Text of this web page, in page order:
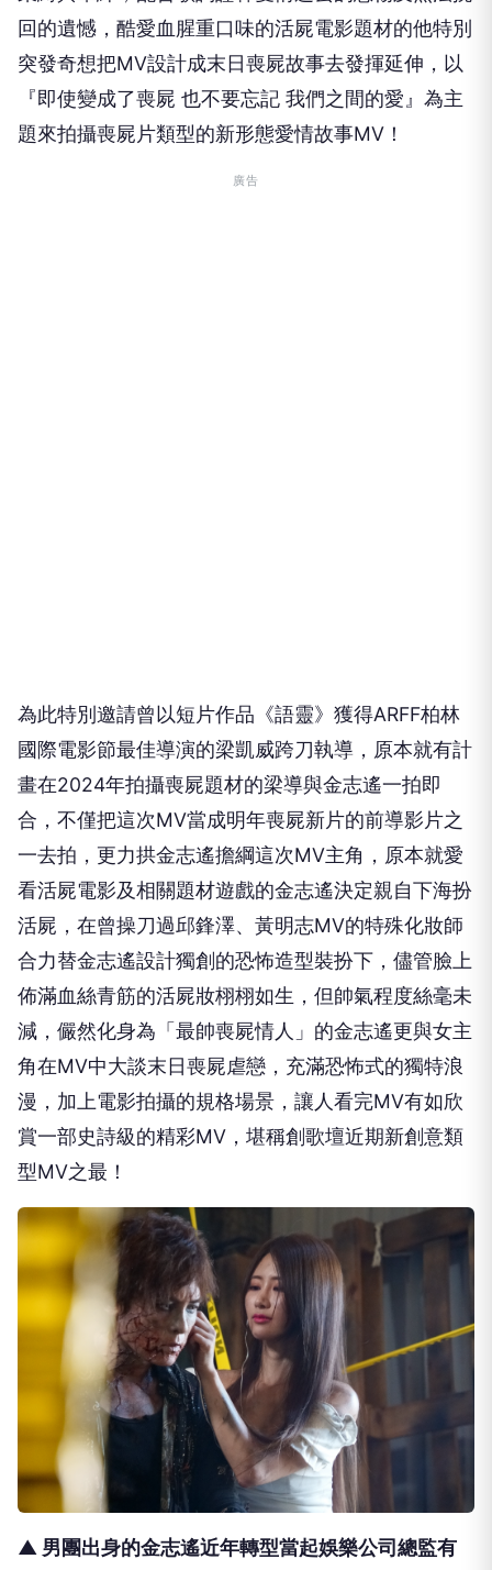
回的遺憾，酷愛血腥重口味的活屍電影題材的他特別
突發奇想把MV設計成末日喪屍故事去發揮延伸，以
『即使變成了喪屍 也不要忘記 我們之間的愛』為主
題來拍攝喪屍片類型的新形態愛情故事MV ！
廣告
為此特別邀請曾以短片作品《語靈》獲得ARFF柏林
國際電影節最佳導演的梁凱威跨刀執導，原本就有計
畫在2024年拍攝喪屍題材的梁導與金志遙一拍即
合，不僅把這次MV當成明年喪屍新片的前導影片之
一去拍，更力拱金志遙擔綱這次MV主角，原本就愛
看活屍電影及相關題材遊戲的金志遙決定親自下海扮
活屍，在曾操刀過邱鋒澤、黃明志MV的特殊化妝師
合力替金志遙設計獨創的恐怖造型裝扮下，儘管臉上
佈滿血絲青筋的活屍妝栩栩如生，但帥氣程度絲毫未
減，儼然化身為「最帥喪屍情人」的金志遙更與女主
角在MV中大談末日喪屍虐戀，充滿恐怖式的獨特浪
漫，加上電影拍攝的規格場景，讓人看完MV有如欣
賞一部史詩級的精彩MV ，堪稱創歌壇近期新創意類
型MV之最！
▲ 男團出身的金志遙近年轉型當起娛樂公司總監有